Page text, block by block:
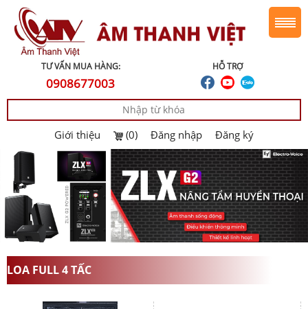
HỖ TRỢ
TƯ VẤN MUA HÀNG:
0908677003
Giới thiệu (0) Đăng nhập Đăng ký
LOA FULL 4 TẤC